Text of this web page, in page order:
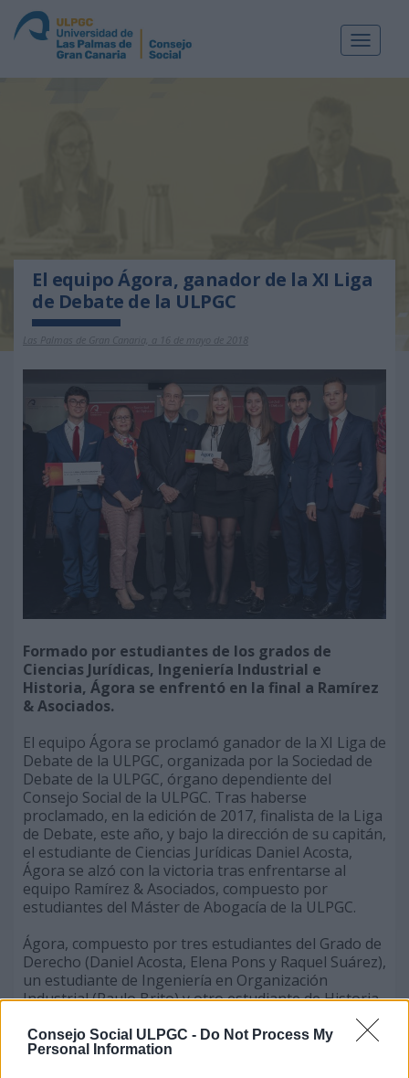
Consejo Social ULPGC - Do Not Process My
Personal Information
Toggle
El equipo Ágora, ganador de la XI Liga
de Debate de la ULPGC
Las Palmas de Gran Canaria, a 16 de mayo de 2018
Formado por estudiantes de los grados de
Ciencias Jurídicas, Ingeniería Industrial e
Historia, Ágora se enfrentó en la final a Ramírez
& Asociados.
El equipo Ágora se proclamó ganador de la XI Liga de
Debate de la ULPGC, organizada por la Sociedad de
Debate de la ULPGC, órgano dependiente del
Consejo Social de la ULPGC. Tras haberse
proclamado, en la edición de 2017, finalista de la Liga
de Debate, este año, y bajo la dirección de su capitán,
el estudiante de Ciencias Jurídicas Daniel Acosta,
Ágora se alzó con la victoria tras enfrentarse al
equipo Ramírez & Asociados, compuesto por
estudiantes del Máster de Abogacía de la ULPGC.
Ágora, compuesto por tres estudiantes del Grado de
Derecho (Daniel Acosta, Elena Pons y Raquel Suárez),
un estudiante de Ingeniería en Organización
Industrial (Paulo Brito) y otro estudiante de Historia,
Adrián Santana, consiguió ser el equipo ganador el
pasado viernes en la Facultad de Ciencias
Económicas y Empresariales en una intensa final en